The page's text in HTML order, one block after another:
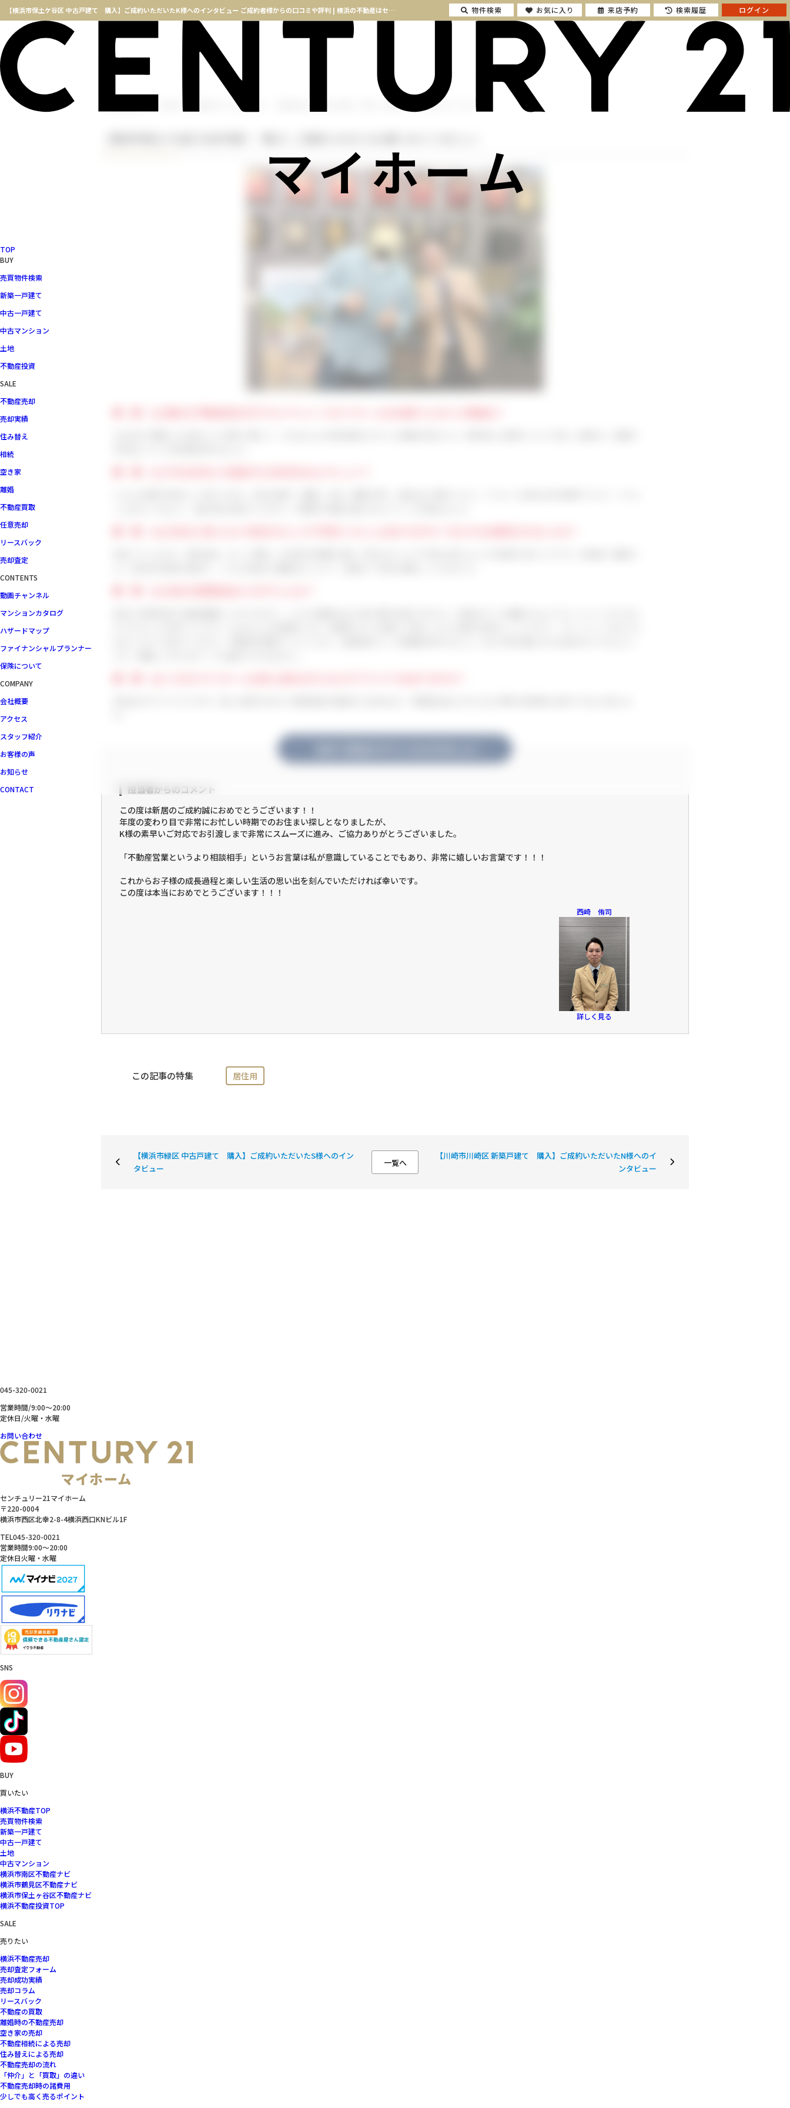
【横浜市保土ケ谷区 中古戸建て 購入】ご成約いただいたK様へのインタビュー ご成約者様からの口コミや評判 | 横浜の不動産はセンチュリー21マイホーム
マイホーム
TOP
BUY
売買物件検索
新築一戸建て
中古一戸建て
中古マンション
土地
不動産投資
SALE
不動産売却
売却実績
住み替え
相続
空き家
離婚
不動産買取
任意売却
リースバック
売却査定
CONTENTS
動画チャンネル
マンションカタログ
ハザードマップ
ファイナンシャルプランナー
保険について
COMPANY
会社概要
アクセス
スタッフ紹介
お客様の声
お知らせ
CONTACT
ご成約されたお客様の口コミや評判一覧 【横浜市保土ケ谷区 中古戸建て 購入】ご成約いただいたK様へのインタビュー
担当者からのコメント
この度は新居のご成約誠におめでとうございます！！
年度の変わり目で非常にお忙しい時期でのお住まい探しとなりましたが、
K様の素早いご対応でお引渡しまで非常にスムーズに進み、ご協力ありがとうございました。
「不動産営業というより相談相手」というお言葉は私が意識していることでもあり、非常に嬉しいお言葉です！！！
これからお子様の成長過程と楽しい生活の思い出を刻んでいただければ幸いです。
この度は本当におめでとうございます！！！
西崎 侑司
詳しく見る
この記事の特集 居住用
【横浜市緑区 中古戸建て 購入】ご成約いただいたS様へのイン
タビュー
一覧へ
【川崎市川崎区 新築戸建て 購入】ご成約いただいたN様へのイ
ンタビュー
045-320-0021
営業時間/9:00～20:00
定休日/火曜・水曜
お問い合わせ
センチュリー21マイホーム
〒220-0004
横浜市西区北幸2-8-4横浜西口KNビル1F
TEL045-320-0021
営業時間9:00～20:00
定休日火曜・水曜
SNS
BUY
買いたい
横浜不動産TOP
売買物件検索
新築一戸建て
中古一戸建て
土地
中古マンション
横浜市南区不動産ナビ
横浜市鶴見区不動産ナビ
横浜市保土ヶ谷区不動産ナビ
横浜不動産投資TOP
SALE
売りたい
横浜不動産売却
売却査定フォーム
売却成功実績
売却コラム
リースバック
不動産の買取
離婚時の不動産売却
空き家の売却
不動産相続による売却
住み替えによる売却
不動産売却の流れ
「仲介」と「買取」の違い
不動産売却時の諸費用
少しでも高く売るポイント
物件検索 お気に入り 来店予約 検索履歴 ログイン